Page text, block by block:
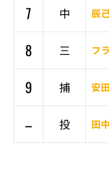
7
中 辰
8
三 フ
9
捕 安田
–
投 田中